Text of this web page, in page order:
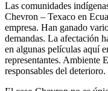
Las comunidades
Chevron – Texaco en
empresa. Han ganado
demandas. La afectación
en algunas películas aquí
representantes. Ambiente
responsables del deterioro.